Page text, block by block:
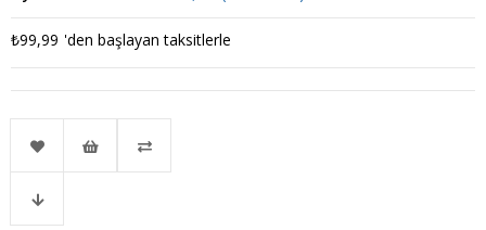
₺99,99 'den başlayan taksitlerle
Favorilere